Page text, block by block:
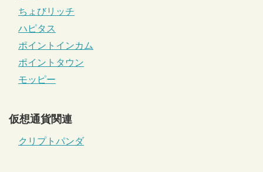
ちょびリッチ
ハピタス
ポイントインカム
ポイントタウン
モッピー
仮想通貨関連
クリプトパンダ